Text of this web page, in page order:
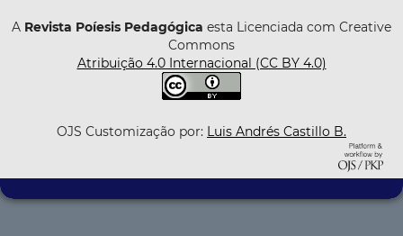
A Revista Poíesis Pedagógica esta Licenciada com Creative
Commons
Atribuição 4.0 Internacional (CC BY 4.0)
OJS Customização por: Luis Andrés Castillo B.